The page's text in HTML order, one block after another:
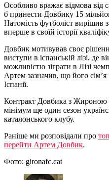
Особливо вражає відмова від
б принести Довбику 15
Натомість футболіст вирішив
вперше в своїй історії
Довбик мотивував своє
виступи в іспанській лізі, де
можливістю зіграти в Лізі
Артем зазначив, що його
Іспанії.
Контракт Довбика з Жироною
мінімум ще один сезон
каталонського клубу.
Раніше ми розповідали про
перейти Артем Довбик.
Фото: gironafc.cat